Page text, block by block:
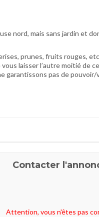
nord, mais sans jardin et
prunes, fruits rouges,
laisser l’autre moitié de
garantissons pas de
Contacter
Attention, vous n'êtes pas